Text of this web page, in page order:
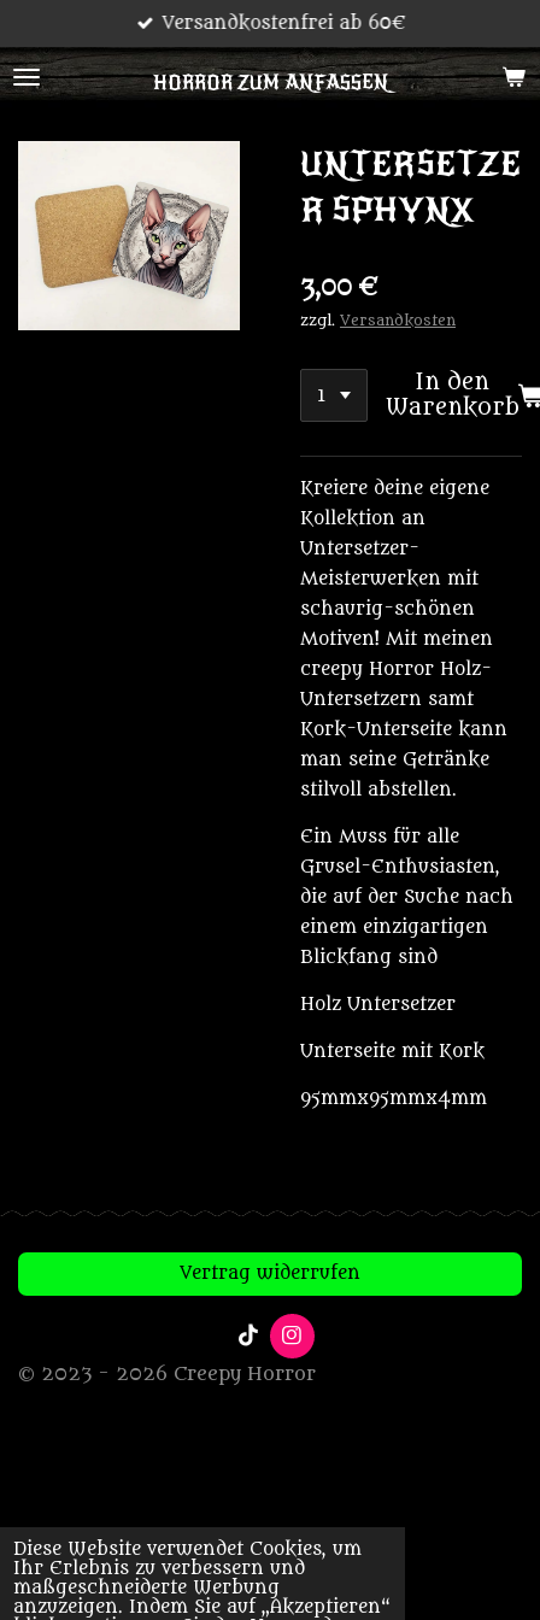
Diese Website verwendet Cookies, um
Ihr Erlebnis zu verbessern und
maßgeschneiderte Werbung
anzuzeigen. Indem Sie auf „Akzeptieren“
Hauptinhalt
springen
HORROR ZUM ANFASSEN
Versandkostenfrei ab 60€
UNTERSETZE
R SPHYNX
3,00 €
zzgl. Versandkosten
In den
Warenkorb
Kreiere deine eigene
Kollektion an
Untersetzer-
Meisterwerken mit
schaurig-schönen
Motiven! Mit meinen
creepy Horror Holz-
Untersetzern samt
Kork-Unterseite kann
man seine Getränke
stilvoll abstellen.
Ein Muss für alle
Grusel-Enthusiasten,
die auf der Suche nach
einem einzigartigen
Blickfang sind
Holz Untersetzer
Unterseite mit Kork
95mmx95mmx4mm
Vertrag widerrufen
T
i
k
I
n
s
© 2023 - 2026 Creepy Horror